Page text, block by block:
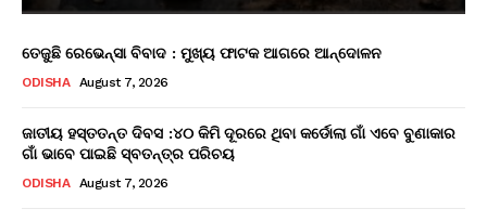
ତେଜୁଛି ରେଭେନ୍ସା ବିବାଦ : ମୁଖ୍ୟ ଫାଟକ ଆଗରେ ଆନ୍ଦୋଳନ
ODISHA August 7, 2026
ଜାତୀୟ ହସ୍ତତନ୍ତ ଦିବସ :୪୦ କିମି ଦୂରରେ ଥିବା କର୍ଡୋଲା ଗାଁ ଏବେ ବୁଣାକାର
ଗାଁ ଭାବେ ପାଇଛି ସ୍ବତନ୍ତ୍ର ପରିଚୟ
ODISHA August 7, 2026